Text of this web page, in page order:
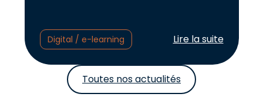
Digital / e-learning Lire l'article :
Lire la suite
Toutes nos actualités